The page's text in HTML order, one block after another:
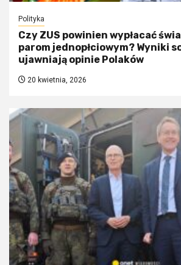
Polityka
Czy ZUS powinien wypłacać
parom jednopłciowym? Wyniki
ujawniają opinie Polaków
20 kwietnia, 2026